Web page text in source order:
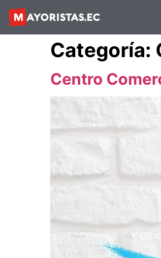
Categoría:
Centro